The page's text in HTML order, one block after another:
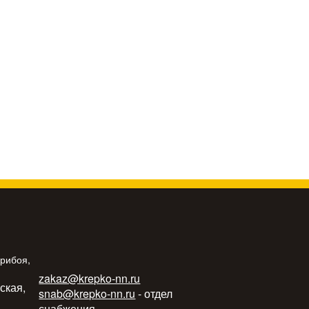
zakaz@krepko-nn.ru
snab@krepko-nn.ru - отдел